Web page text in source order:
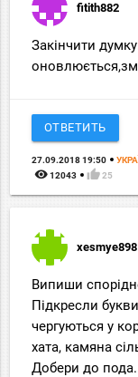
fitith882
Закінчити
ОТВЕТИТЬ
27.09.2018 19:50
remove_red_eye 12043 thumb_up 25
xesmye898
Випиши
Підкресли
чергуються у
хата, камяна
Добери до